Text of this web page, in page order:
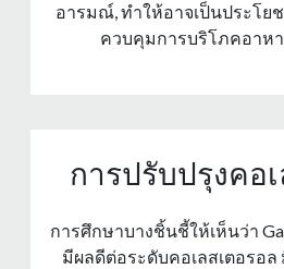
อารมณ์, ทําให้อาจเป็นประโย
ควบคุมการบริโภคอาห
การปรับปรุงคอ
การศึกษาบางชิ้นชี้ให้เห็นว่า
มีผลดีต่อระดับคอเลสเตอรอล